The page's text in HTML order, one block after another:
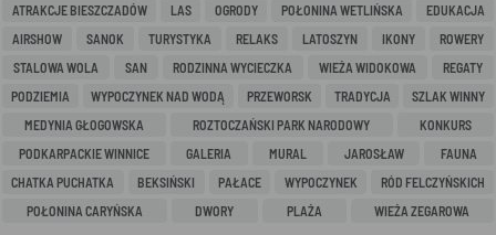
ATRAKCJE BIESZCZADÓW
LAS OGRODY POŁONINA WETLIŃSKA
EDUKACJA
AIRSHOW
SANOK TURYSTYKA RELAKS LATOSZYN IKONY
ROWERY
STALOWA WOLA
SAN RODZINNA WYCIECZKA WIEŻA WIDOKOWA
REGATY
PODZIEMIA
WYPOCZYNEK NAD WODĄ PRZEWORSK TRADYCJA
SZLAK WINNY
MEDYNIA GŁOGOWSKA
ROZTOCZAŃSKI PARK NARODOWY
KONKURS
PODKARPACKIE WINNICE
GALERIA MURAL JAROSŁAW
FAUNA
CHATKA PUCHATKA
BEKSIŃSKI PAŁACE WYPOCZYNEK
RÓD FELCZYŃSKICH
POŁONINA CARYŃSKA
DWORY PLAŻA WIEŻA ZEGAROWA